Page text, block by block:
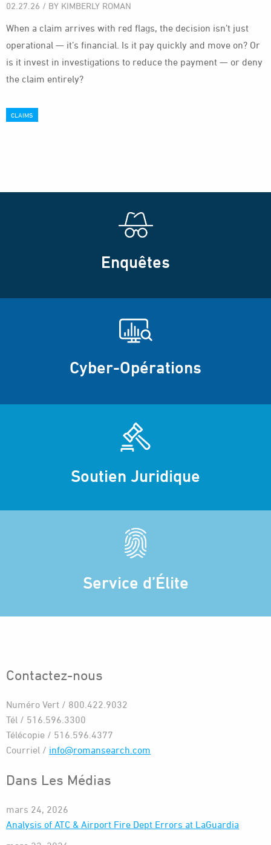
02.27.26 / BY KIMBERLY ROMAN
When a claim arrives with red flags, the decision isn’t just
operational — it’s financial. Is it pay quickly and move on? Or
is it invest in investigations to reduce the payment — or deny
the claim entirely?
CLAIMS
Enquêtes
Cyber-Opérations
Soutien Juridique
Service d’Élite
Contactez-nous
Numéro Vert / 800.422.9032
Tél / 516.596.3300
Télécopie / 516.596.4377
Courriel / info@romansearch.com
Dans Les Médias
mars 24, 2026
Analysis of ATC & Airport Fire Dept Errors at LaGuardia